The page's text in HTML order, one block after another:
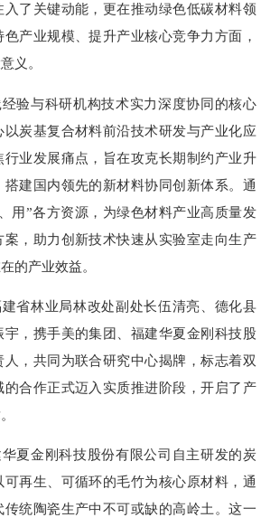
了关键动能，更在推动绿色低碳材料领
产业规模、提升产业核心竞争力方面，
义。
验与科研机构技术实力深度协同的核心
炭基复合材料前沿技术研发与产业化应
行业发展痛点，旨在攻克长期制约产业升
建国内领先的新材料协同创新体系。通
用”各方资源，为绿色材料产业高质量发
案，助力创新技术快速从实验室走向生产
的产业效益。
省林业局林改处副处长伍清亮、德化县
宇，携手美的集团、福建华夏金刚科技股
，共同为联合研究中心揭牌，标志着双
合作正式迈入实质推进阶段 ，开启了产
夏金刚科技股份有限公司自主研发的炭
再生、可循环的毛竹为核心原材料，通
统陶瓷生产中不可或缺的高岭土。这一